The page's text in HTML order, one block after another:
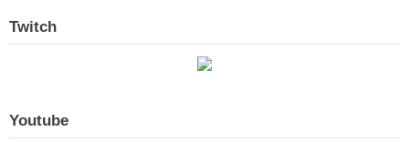
Twitch
Youtube